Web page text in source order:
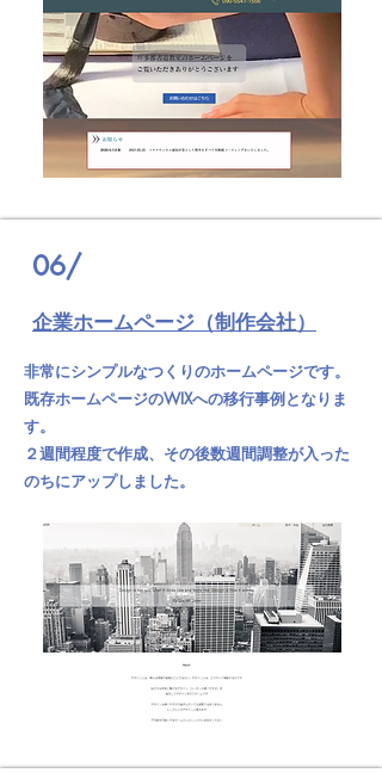
06/
​企業ホームページ（制作会社）
非常にシンプルなつくりのホームページです。
既存ホームページのWIXへの移行事例となりま
す。
２週間程度で作成、その後数週間調整が入った
のちにアップしました。